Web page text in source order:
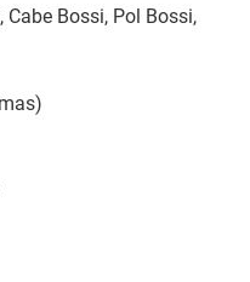
Cabe Bossi, Pol Bossi,